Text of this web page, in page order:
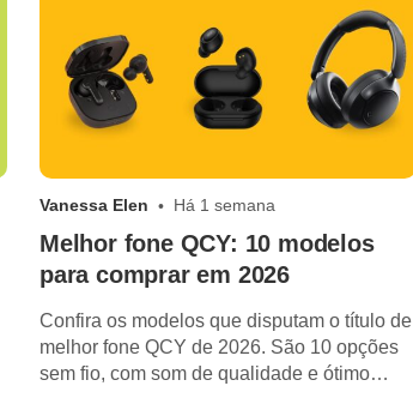
Vanessa Elen Há 1 semana
Melhor fone QCY: 10 modelos
para comprar em 2026
Confira os modelos que disputam o título de
melhor fone QCY de 2026. São 10 opções
sem fio, com som de qualidade e ótimo